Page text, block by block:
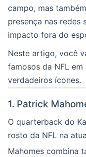
campo, mas
presença nas
impacto fora do
Neste artigo, você
famosos da NFL
verdadeiros ícones.
1. Patrick
O quarterback do
rosto da NFL na
Mahomes combina